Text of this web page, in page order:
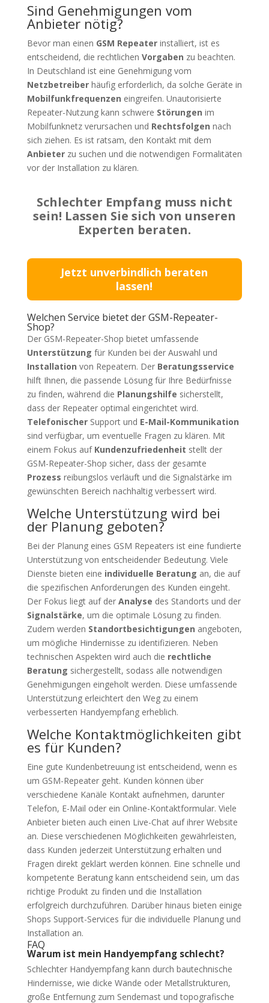
Sind Genehmigungen vom
Anbieter nötig?
Bevor man einen GSM Repeaterinstalliert, ist es
entscheidend, die rechtlichen Vorgaben zu beachten.
In Deutschland ist eine Genehmigung vom
Netzbetreiberhäufig erforderlich, da solche Geräte in
Mobilfunkfrequenzen eingreifen. Unautorisierte
Repeater-Nutzung kann schwere Störungen im
Mobilfunknetz verursachen und Rechtsfolgen nach
sich ziehen. Es ist ratsam, den Kontakt mit dem
Anbieterzu suchen und die notwendigen Formalitäten
vor der Installation zu klären.
Schlechter Empfang muss nicht
sein! Lassen Sie sich von unseren
Experten beraten.
Jetzt unverbindlich beraten
lassen!
Welchen Service bietet der GSM-Repeater-
Shop?
Der GSM-Repeater-Shop bietet umfassende
Unterstützung für Kunden bei der Auswahl und
Installation von Repeatern. Der Beratungsservice
hilft Ihnen, die passende Lösung für Ihre Bedürfnisse
zu finden, während die Planungshilfe sicherstellt,
dass der Repeater optimal eingerichtet wird.
TelefonischerSupport und E-Mail-Kommunikation
sind verfügbar, um eventuelle Fragen zu klären. Mit
einem Fokus auf Kundenzufriedenheit stellt der
GSM-Repeater-Shop sicher, dass der gesamte
Prozess reibungslos verläuft und die Signalstärke im
gewünschten Bereich nachhaltig verbessert wird.
Welche Unterstützung wird bei
der Planung geboten?
Bei der Planung eines GSM Repeaters ist eine fundierte
Unterstützung von entscheidender Bedeutung. Viele
Dienste bieten eine individuelle Beratung an, die auf
die spezifischen Anforderungen des Kunden eingeht.
Der Fokus liegt auf der Analyse des Standorts und der
Signalstärke, um die optimale Lösung zu finden.
Zudem werden Standortbesichtigungen angeboten,
um mögliche Hindernisse zu identifizieren. Neben
technischen Aspekten wird auch die rechtliche
Beratung sichergestellt, sodass alle notwendigen
Genehmigungen eingeholt werden. Diese umfassende
Unterstützung erleichtert den Weg zu einem
verbesserten Handyempfang erheblich.
Welche Kontaktmöglichkeiten gibt
es für Kunden?
Eine gute Kundenbetreuung ist entscheidend, wenn es
um GSM-Repeater geht. Kunden können über
verschiedene Kanäle Kontakt aufnehmen, darunter
Telefon, E-Mail oder ein Online-Kontaktformular. Viele
Anbieter bieten auch einen Live-Chat auf ihrer Website
an. Diese verschiedenen Möglichkeiten gewährleisten,
dass Kunden jederzeit Unterstützung erhalten und
Fragen direkt geklärt werden können. Eine schnelle und
kompetente Beratung kann entscheidend sein, um das
richtige Produkt zu finden und die Installation
erfolgreich durchzuführen. Darüber hinaus bieten einige
Shops Support-Services für die individuelle Planung und
Installation an.
FAQ
Warum ist mein Handyempfang schlecht?
Schlechter Handyempfang kann durch bautechnische
Hindernisse, wie dicke Wände oder Metallstrukturen,
große Entfernung zum Sendemast und topografische